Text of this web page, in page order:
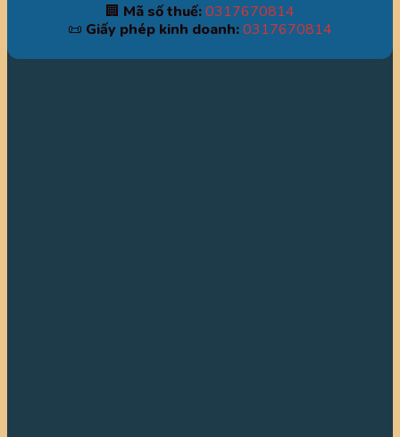
🏢 Mã số thuế:0317670814
📜 Giấy phép kinh doanh:0317670814